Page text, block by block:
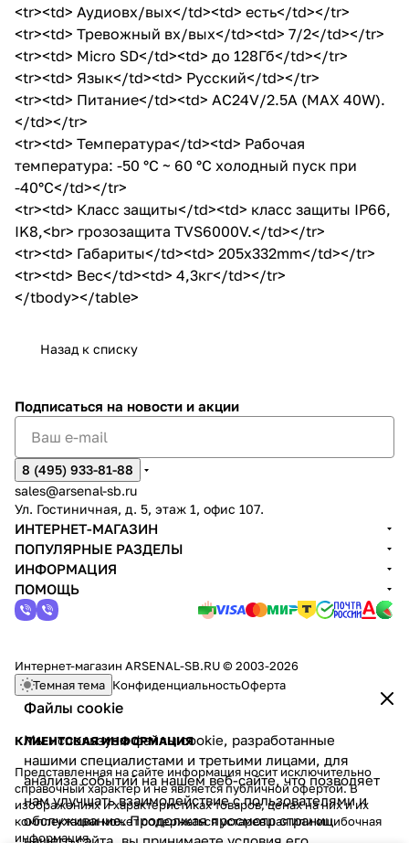
<tr><td> Аудиовх/вых</td><td> есть</td></tr>
<tr><td> Тревожный вх/вых</td><td> 7/2</td></tr>
<tr><td> Micro SD</td><td> до 128Гб</td></tr>
<tr><td> Язык</td><td> Русский</td></tr>
<tr><td> Питание</td><td> AC24V/2.5A (MAX 40W).
</td></tr>
<tr><td> Температура</td><td> Рабочая
температура: -50 °C ~ 60 °C холодный пуск при
-40°C</td></tr>
<tr><td> Класс защиты</td><td> класс защиты IP66,
IK8,<br> грозозащита TVS6000V.</td></tr>
<tr><td> Габариты</td><td> 205x332mm</td></tr>
<tr><td> Вес</td><td> 4,3кг</td></tr>
</tbody></table>
Назад к списку
Файлы cookie
Мы используем файлы cookie, разработанные
нашими специалистами и третьими лицами, для
анализа событий на нашем веб-сайте, что позволяет
нам улучшать взаимодействие с пользователями и
обслуживание. Продолжая просмотр страниц
Подписаться на новости и акции
8 (495) 933-81-88
sales@arsenal-sb.ru
Ул. Гостиничная, д. 5, этаж 1, офис 107.
ИНТЕРНЕТ-МАГАЗИН
ПОПУЛЯРНЫЕ РАЗДЕЛЫ
ИНФОРМАЦИЯ
ПОМОЩЬ
Интернет-магазин ARSENAL-SB.RU © 2003-2026
Темная тема КонфиденциальностьОферта
КЛИЕНТСКАЯ ИНФОРМАЦИЯ
Представленная на сайте информация носит исключительно
справочный характер и не является публичной офертой. В
изображениях и характеристиках товаров, ценах на них и их
комплектации может содержаться устаревшая или ошибочная
информация.